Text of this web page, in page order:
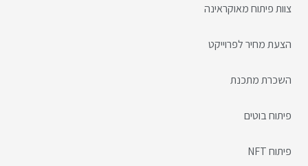
צוות פיתוח מאוקראינה
הצעת מחיר לפרוייקט
השכרת מתכנת
פיתוח בוטים
פיתוח NFT